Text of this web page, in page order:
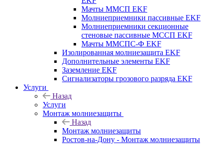
Мачты ММСП EKF
Молниеприемники пассивные EKF
Молниеприемники секционные
стеновые пассивные МССП EKF
Мачты ММСПС-Ф EKF
Изолированная молниезащита EKF
Дополнительные элементы EKF
Заземление EKF
Сигнализаторы грозового разряда EKF
Услуги
Назад
Услуги
Монтаж молниезащиты
Назад
Монтаж молниезащиты
Ростов-на-Дону - Монтаж молниезащиты